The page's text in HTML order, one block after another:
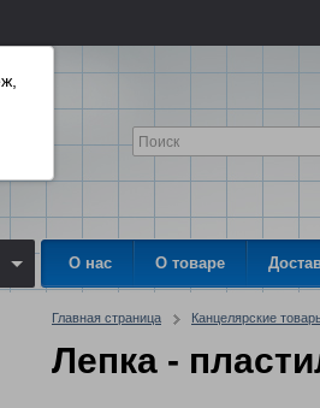
О нас О товаре
Главная страница Канцелярские
Лепка -